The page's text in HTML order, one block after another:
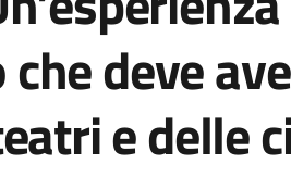
deve
e delle